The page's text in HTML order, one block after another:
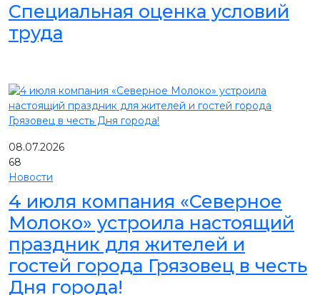
Специальная оценка условий
труда
08.07.2026
68
Новости
4 июля компания «Северное
Молоко» устроила настоящий
праздник для жителей и
гостей города Грязовец в честь
Дня города!